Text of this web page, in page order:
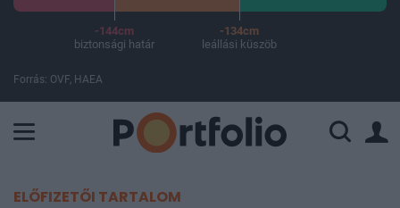
-144cm
biztonsági határ
-134cm
leállási küszöb
Forrás: OVF, HAEA
ELŐFIZETŐI TARTALOM